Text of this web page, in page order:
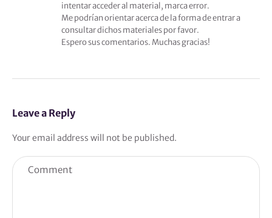
intentar acceder al material, marca error.
Me podrían orientar acerca de la forma de entrar a
consultar dichos materiales por favor.
Espero sus comentarios. Muchas gracias!
Leave a Reply
Your email address will not be published.